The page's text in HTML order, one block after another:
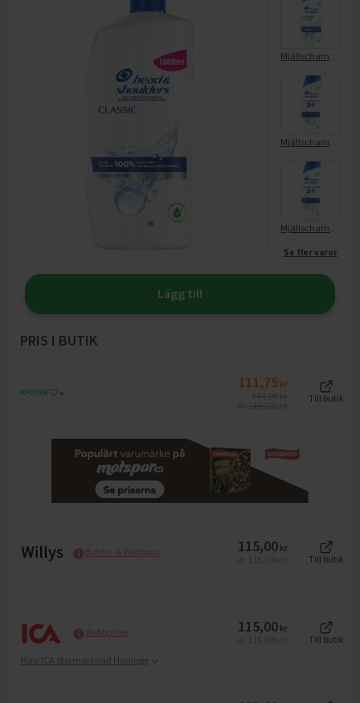
Mjällschampo Classic Clean
Mjällschampo 2in1 Classic Clean
Mjällschampo Classic Clean 2in1
Se fler varor
Lägg till
PRIS I BUTIK
111,75 kr
Till butik
Butiks- & Webbpris 115,00 kr
Till butik
Webbpriser 115,00 kr
Till butik
Maxi ICA Stormarknad Haninge